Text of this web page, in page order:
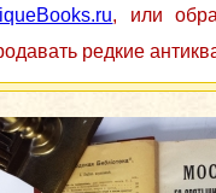
, или
редкие